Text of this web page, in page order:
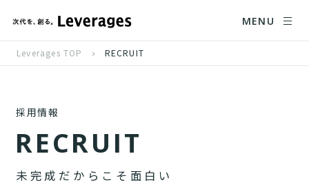
MENU
Leverages TOP RECRUIT
採用情報
RECRUIT
未 完 成 だ か ら こ そ 面 白 い